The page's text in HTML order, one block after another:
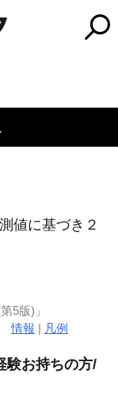
値に基づき２
5版)」
情報 | 凡例
験お持ちの方/